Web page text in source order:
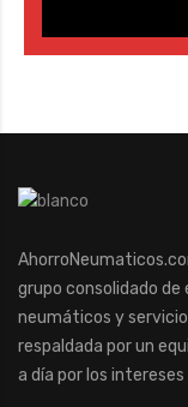
grupo consolidado
neumáticos y
respaldada por un
a día por los